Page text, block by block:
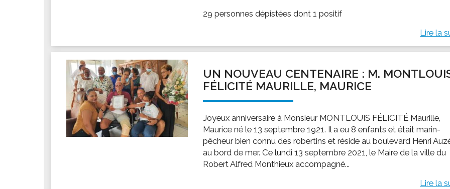
29 personnes dépistées dont 1 positif
Lire la
UN NOUVEAU CENTENAIRE : M.
FÉLICITÉ MAURILLE, MAURICE
Joyeux anniversaire à Monsieur MONTLOUIS FÉLICITÉ Maurille,
Maurice né le 13 septembre 1921. Il a eu 8 enfants et était marin-
pêcheur bien connu des robertins et réside au boulevard Henri
au bord de mer. Ce lundi 13 septembre 2021, le Maire de la ville du
Robert Alfred Monthieux accompagné...
Lire la